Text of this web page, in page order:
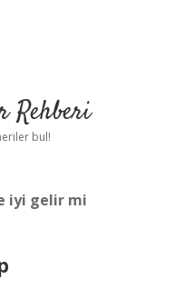
Rehberi
bul!
iyi gelir mi